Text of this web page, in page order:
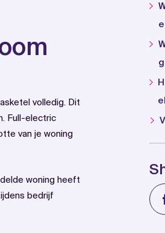
volledig. Dit
Full-electric
van je woning
woning heeft
bedrijf